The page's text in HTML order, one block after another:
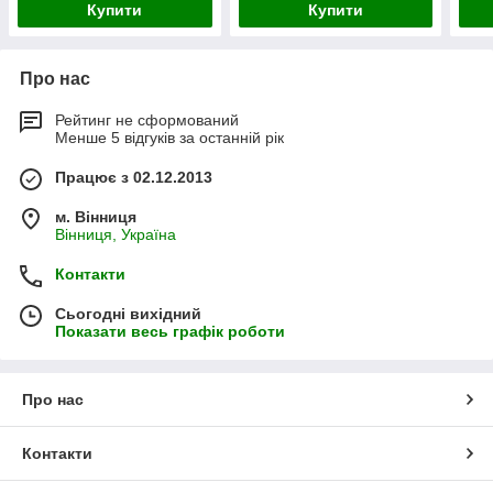
Купити Купити
Про нас
Рейтинг не сформований
Менше 5 відгуків за останній рік
Працює з 02.12.2013
м. Вінниця
Вінниця, Україна
Контакти
Сьогодні вихідний
Показати весь графік роботи
Про нас
Контакти